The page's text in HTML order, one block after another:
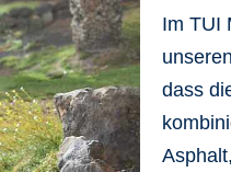
Im TUI
dass